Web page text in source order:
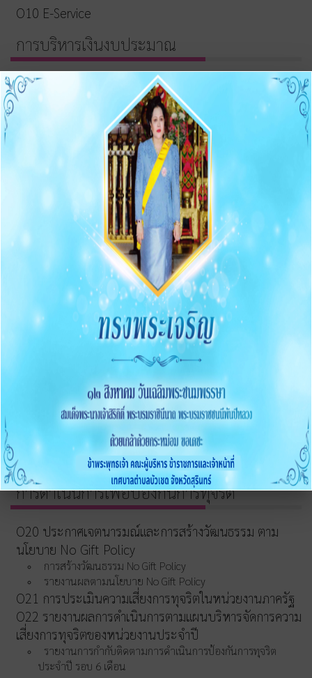
O10 E-Service
การบริหารเงินงบประมาณ
รายการและความก้าวหน้าการจัดซื้อจัดจ้างและจัดหาพัสดุ
ประกาศต่างๆ เกี่ยวกับการจัดซื้อจัดจ้าง/จัดหาพัสดุ
ความก้าวหน้าการจัดซื้อจัดจ้าง/จัดหาพัสดุ
O11 สรุปผลการจัดซื้อจัดจ้าง/จัดหาพัสดุรายเดือน
O12 รายงานสรุปผลการจัดซื้อจัดจ้าง/จัดหาพัสดุประจำปี
การบริหารและพัฒนาทรัพยากรบุคคล
O13 แผนบริหารและพัฒนาทรัพยากรบุคคล
การดำเนินการตามนโยบายบริหารทรัพยากรบุคคล
หลักเกณฑ์การบริหารและพัฒนาทรัพยากรบุคคล
O14 รายงานผลการบริหารและทรัพยากรบุคคลประจำปี
O15 ประมวลจริยธรรมและขับเคลื่อนจริยธรรม
การขับเคลื่อนจริยธรรม
การส่งเสริมความโปร่งใส
O16 แนวปฏิบัติการจัดการเรื่องร้องเรียนการทุจริตและ
ประพฤติมิชอบ
O17 ช่องทางแจ้งเรื่องร้องเรียนการทุจริต
O18 ข้อมูลสถิติเรื่องร้องเรียนการทุจริตประจำปี
O19 การเปิดโอกาสให้มีส่วนร่วม
การดำเนินการเพื่อป้องกันการทุจริต
O20 ประกาศเจตนารมณ์และการสร้างวัฒนธรรม ตาม
นโยบาย No Gift Policy
การสร้างวัฒนธรรม No Gift Policy
รายงานผลตามนโยบาย No Gift Policy
O21 การประเมินความเสี่ยงการทุจริตในหน่วยงานภาครัฐ
O22 รายงานผลการดำเนินการตามแผนบริหารจัดการความ
เสี่ยงการทุจริตของหน่วยงานประจำปี
รายงานการกำกับติดตามการดำเนินการป้องกันการทุจริต
ประจำปี รอบ 6 เดือน